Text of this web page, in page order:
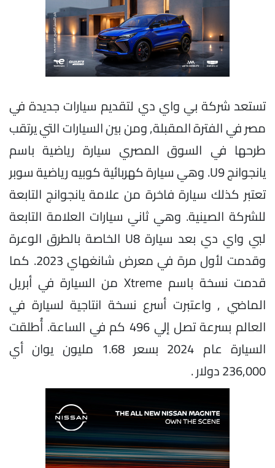
تستعد شركة بي واي دي لتقديم سيارات جديدة في
مصر في الفترة المقبلة, ومن بين السيارات التي يرتقب
طرحها في السوق المصري سيارة رياضية باسم
يانجوانج U9. وهي سيارة كهربائية كوبيه رياضية سوبر
تعتبر كذلك سيارة فاخرة من علامة يانجوانج التابعة
للشركة الصينية. وهي ثاني سيارات العلامة التابعة
لبي واي دي بعد سيارة U8 الخاصة بالطرق الوعرة
وقدمت لأول مرة في معرض شانغهاي 2023. كما
قدمت نسخة باسم Xtreme من السيارة في أبريل
الماضي , واعتبرت أسرع نسخة انتاجية لسيارة في
العالم بسرعة تصل إلي 496 كم في الساعة. أُطلقت
السيارة عام 2024 بسعر 1.68 مليون يوان أي
236,000 دولار .